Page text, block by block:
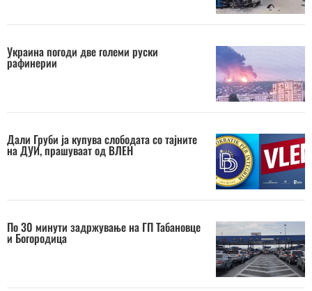
Украина погоди две големи руски
рафинерии
Дали Груби ја купува слободата со тајните
на ДУИ, прашуваат од ВЛЕН
По 30 минути задржување на ГП Табановце
и Богородица